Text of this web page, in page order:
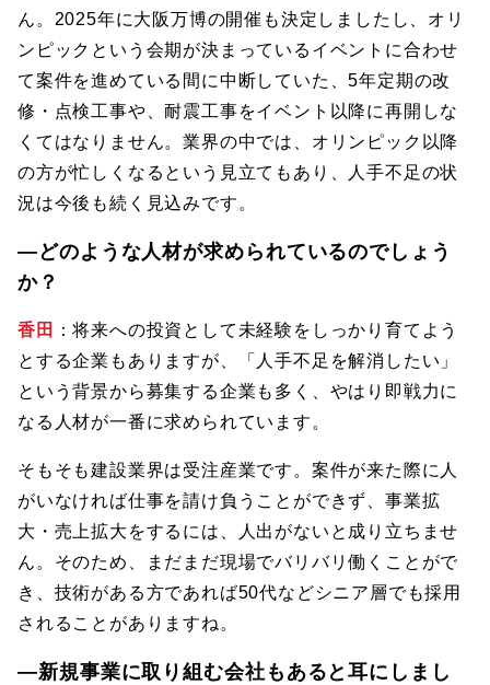
ん。2025年に大阪万博の開催も決定しましたし、オリ
ンピックという会期が決まっているイベントに合わせ
て案件を進めている間に中断していた、5年定期の改
修・点検工事や、耐震工事をイベント以降に再開しな
くてはなりません。業界の中では、オリンピック以降
の方が忙しくなるという見立てもあり、人手不足の状
況は今後も続く見込みです。
―どのような人材が求められているのでしょう
か？
香田
：将来への投資として未経験をしっかり育てよう
とする企業もありますが、「人手不足を解消したい」
という背景から募集する企業も多く、やはり即戦力に
なる人材が一番に求められています。
そもそも建設業界は受注産業です。案件が来た際に人
がいなければ仕事を請け負うことができず、事業拡
大・売上拡大をするには、人出がないと成り立ちませ
ん。そのため、まだまだ現場でバリバリ働くことがで
き、技術がある方であれば50代などシニア層でも採用
されることがありますね。
―新規事業に取り組む会社もあると耳にしまし